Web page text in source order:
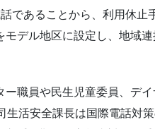
であることから、利用休止
デル地区に設定し、地域
職員や民生児童委員、デ
活安全課長は国際電話対策